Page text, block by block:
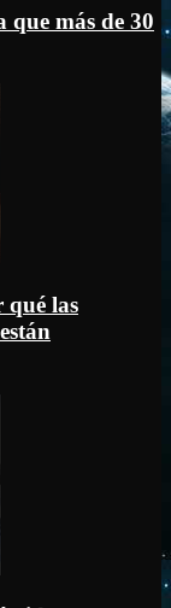
más de 30
las